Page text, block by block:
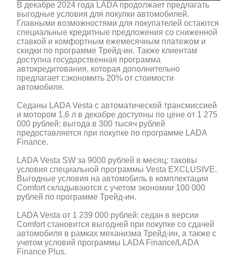
В декабре 2024 года LADA продолжает предлагать
выгодные условия для покупки автомобилей.
Главными возможностями для покупателей остаются
специальные кредитные предложения со сниженной
ставкой и комфортным ежемесячным платежом и
скидки по программе Трейд-ин. Также клиентам
доступна государственная программа
автокредитования, которая дополнительно
предлагает сэкономить 20% от стоимости
автомобиля.
Седаны LADA Vesta с автоматической трансмиссией
и мотором 1,6 л в декабре доступны по цене от 1 275
000 рублей: выгода в 300 тысяч рублей
предоставляется при покупке по программе LADA
Finance.
LADA Vesta SW за 9000 рублей в месяц: таковы
условия специальной программы Vesta EXCLUSIVE.
Выгодные условия на автомобиль в комплектации
Comfort складываются с учетом экономии 100 000
рублей по программе Трейд-ин.
LADA Vesta от 1 239 000 рублей: седан в версии
Comfort становится выгодней при покупке со сдачей
автомобиля в рамках механизма Трейд-ин, а также с
учетом условий программы LADA Finance/LADA
Finance Plus.